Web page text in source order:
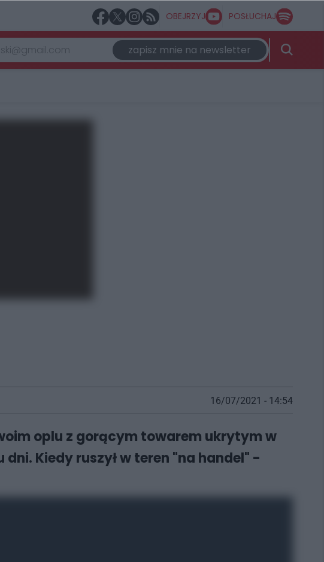
OBEJRZYJ POSŁUCHAJ
zapisz mnie na newsletter
16/07/2021 - 14:54
oplu z gorącym towarem ukrytym w
Kiedy ruszył w teren "na handel" -